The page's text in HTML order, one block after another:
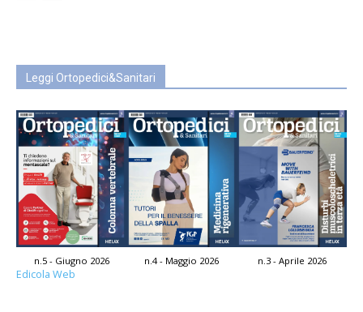
Leggi Ortopedici&Sanitari
n.5 - Giugno 2026 n.4 - Maggio 2026 n.3 - Aprile 2026
Edicola Web